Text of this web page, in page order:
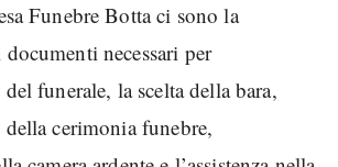
Funebre Botta ci sono la
necessari per
funerale, la scelta della bara,
della cerimonia funebre,